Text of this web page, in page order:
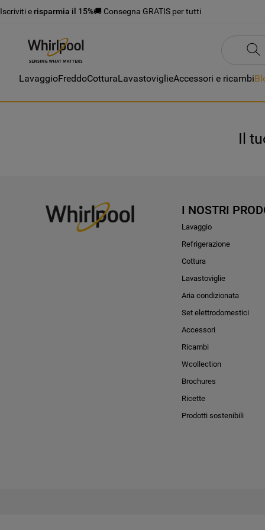
Iscriviti e risparmia il 15%🚚 Consegna GRATIS per tutti
LavaggioFreddoCotturaLavastoviglieAccessori e ricambi
Il
I NOSTRI
Lavaggio
Refrigerazione
Cottura
Lavastoviglie
Aria condizionata
Set elettrodomestici
Accessori
Ricambi
Wcollection
Brochures
Ricette
Prodotti sostenibili